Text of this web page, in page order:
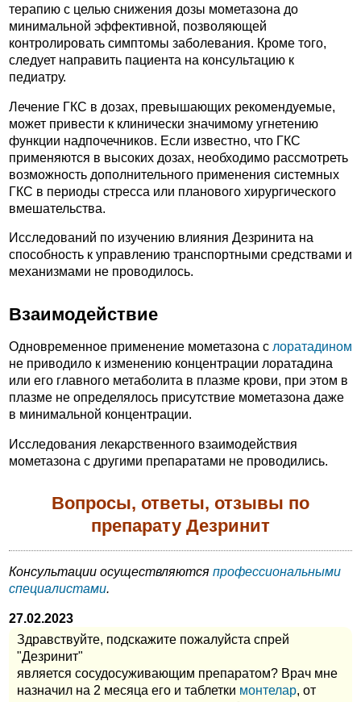
терапию с целью снижения дозы мометазона до
минимальной эффективной, позволяющей
контролировать симптомы заболевания. Кроме того,
следует направить пациента на консультацию к
педиатру.
Лечение ГКС в дозах, превышающих рекомендуемые,
может привести к клинически значимому угнетению
функции надпочечников. Если известно, что ГКС
применяются в высоких дозах, необходимо рассмотреть
возможность дополнительного применения системных
ГКС в периоды стресса или планового хирургического
вмешательства.
Исследований по изучению влияния Дезринита на
способность к управлению транспортными средствами и
механизмами не проводилось.
Взаимодействие
Одновременное применение мометазона с лоратадином
не приводило к изменению концентрации лоратадина
или его главного метаболита в плазме крови, при этом в
плазме не определялось присутствие мометазона даже
в минимальной концентрации.
Исследования лекарственного взаимодействия
мометазона с другими препаратами не проводились.
Вопросы, ответы, отзывы по
препарату Дезринит
Консультации осуществляются профессиональными
специалистами.
27.02.2023
Здравствуйте, подскажите пожалуйста спрей
"Дезринит"
является сосудосуживающим препаратом? Врач мне
назначил на 2 месяца его и таблетки монтелар, от